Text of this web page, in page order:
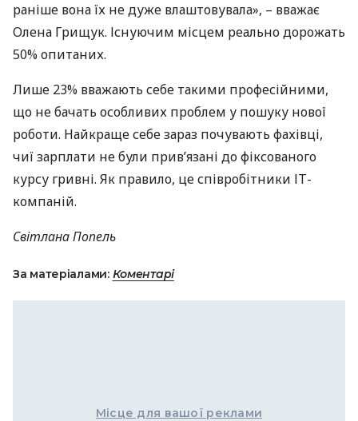
раніше вона їх не дуже влаштовувала», – вважає
Олена Грищук. Існуючим місцем реально дорожать
50% опитаних.
Лише 23% вважають себе такими професійними,
що не бачать особливих проблем у пошуку нової
роботи. Найкраще себе зараз почувають фахівці,
чиї зарплати не були прив’язані до фіксованого
курсу гривні. Як правило, це співробітники ІТ-
компаній.
Світлана Попель
За матеріалами: Коментарі
Місце для вашої реклами